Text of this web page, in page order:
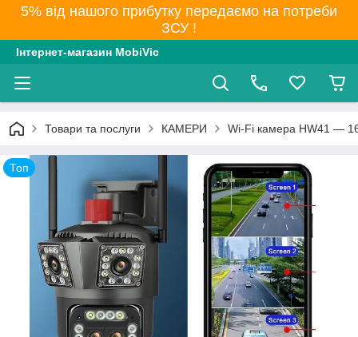
5% від нашого прибутку передаємо на потреби
ЗСУ !
Інтернет-магазин MobiVic
Товари та послуги КАМЕРИ Wi-Fi камера HW41 — 16
Топ